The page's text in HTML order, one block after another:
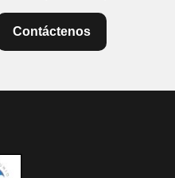
Contáctenos